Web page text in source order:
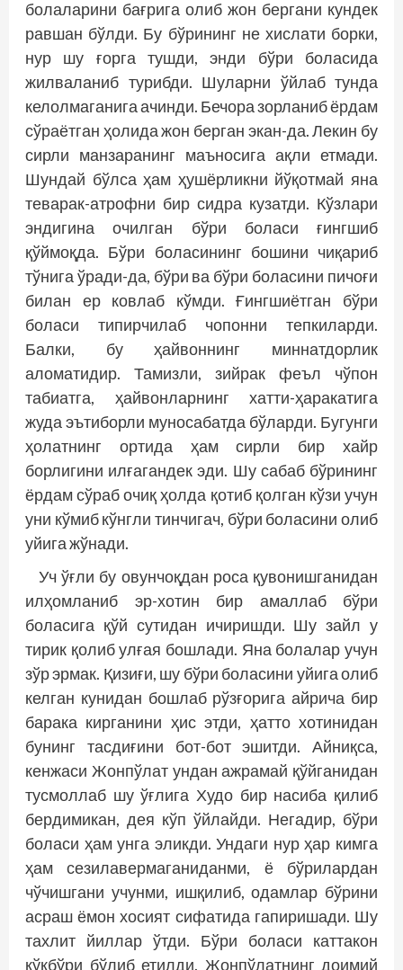
болаларини бағрига олиб жон бергани кундек
равшан бўлди. Бу бўрининг не хислати борки,
нур шу ғорга тушди, энди бўри боласида
жилваланиб турибди. Шуларни ўйлаб тунда
келолмаганига ачинди. Бечора зорланиб ёрдам
сўраётган ҳолида жон берган экан-да. Лекин бу
сирли манзаранинг маъносига ақли етмади.
Шундай бўлса ҳам ҳушёрликни йўқотмай яна
теварак-атрофни бир сидра кузатди. Кўзлари
эндигина очилган бўри боласи ғингшиб
қўймоқда. Бўри боласининг бошини чиқариб
тўнига ўради-да, бўри ва бўри боласини пичоғи
билан ер ковлаб кўмди. Ғингшиётган бўри
боласи типирчилаб чопонни тепкиларди.
Балки, бу ҳайвоннинг миннатдорлик
аломатидир. Тамизли, зийрак феъл чўпон
табиатга, ҳайвонларнинг хатти-ҳаракатига
жуда эътиборли муносабатда бўларди. Бугунги
ҳолатнинг ортида ҳам сирли бир хайр
борлигини илғагандек эди. Шу сабаб бўрининг
ёрдам сўраб очиқ ҳолда қотиб қолган кўзи учун
уни кўмиб кўнгли тинчигач, бўри боласини олиб
уйига жўнади.
Уч ўғли бу овунчоқдан роса қувонишганидан
илҳомланиб эр-хотин бир амаллаб бўри
боласига қўй сутидан ичиришди. Шу зайл у
тирик қолиб улғая бошлади. Яна болалар учун
зўр эрмак. Қизиғи, шу бўри боласини уйига олиб
келган кунидан бошлаб рўзғорига айрича бир
барака кирганини ҳис этди, ҳатто хотинидан
бунинг тасдиғини бот-бот эшитди. Айниқса,
кенжаси Жонпўлат ундан ажрамай қўйганидан
тусмоллаб шу ўғлига Худо бир насиба қилиб
бердимикан, дея кўп ўйлайди. Негадир, бўри
боласи ҳам унга эликди. Ундаги нур ҳар кимга
ҳам сезилавермаганиданми, ё бўрилардан
чўчишгани учунми, ишқилиб, одамлар бўрини
асраш ёмон хосият сифатида гапиришади. Шу
тахлит йиллар ўтди. Бўри боласи каттакон
кўкбўри бўлиб етилди. Жонпўлатнинг доимий